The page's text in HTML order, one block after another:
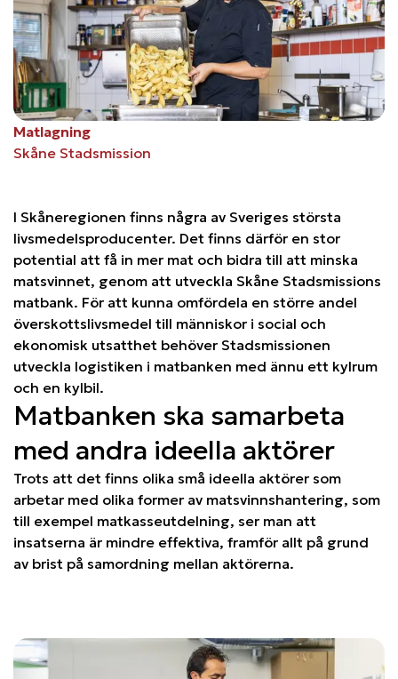
Matlagning
Skåne Stadsmission
I Skåneregionen finns några av Sveriges största
livsmedelsproducenter. Det finns därför en stor
potential att få in mer mat och bidra till att minska
matsvinnet, genom att utveckla Skåne Stadsmissions
matbank. För att kunna omfördela en större andel
överskottslivsmedel till människor i social och
ekonomisk utsatthet behöver Stadsmissionen
utveckla logistiken i matbanken med ännu ett kylrum
och en kylbil.
Matbanken ska samarbeta
med andra ideella aktörer
Trots att det finns olika små ideella aktörer som
arbetar med olika former av matsvinnshantering, som
till exempel matkasseutdelning, ser man att
insatserna är mindre effektiva, framför allt på grund
av brist på samordning mellan aktörerna.